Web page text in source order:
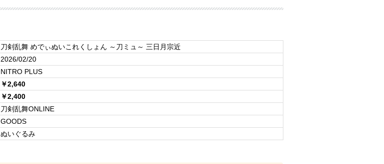
刀剣乱舞 めでぃぬいこれくしょん ～刀ミュ～ 三日月宗近
2026/02/20
NITRO PLUS
￥2,640
￥2,400
刀剣乱舞ONLINE
GOODS
ぬいぐるみ